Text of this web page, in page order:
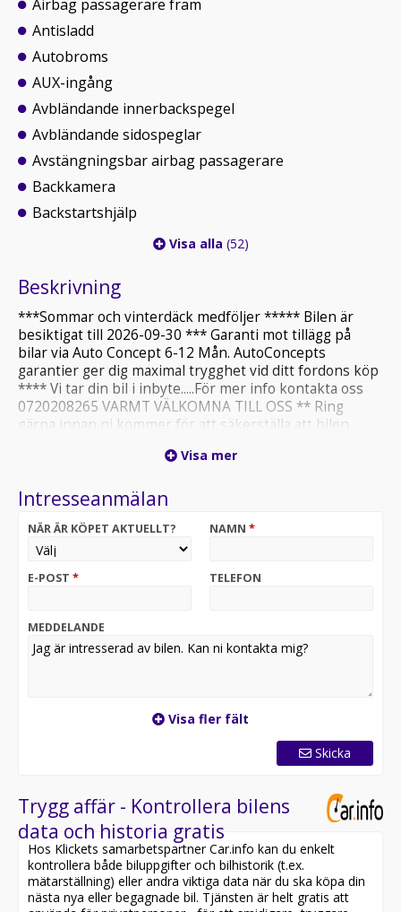
Airbag passagerare fram
Antisladd
Autobroms
AUX-ingång
Avbländande innerbackspegel
Avbländande sidospeglar
Avstängningsbar airbag passagerare
Backkamera
Backstartshjälp
Visa alla (52)
Beskrivning
***Sommar och vinterdäck medföljer ***** Bilen är
besiktigat till 2026-09-30 *** Garanti mot tillägg på
bilar via Auto Concept 6-12 Mån. AutoConcepts
garantier ger dig maximal trygghet vid ditt fordons köp
**** Vi tar din bil i inbyte.....För mer info kontakta oss
0720208265 VARMT VÄLKOMNA TILL OSS ** Ring
gärna innan ni kommer för att säkerställa att bilen
Visa mer
Intresseanmälan
NÄR ÄR KÖPET AKTUELLT? NAMN *
E-POST * TELEFON
MEDDELANDE
Visa fler fält
Skicka
Trygg affär - Kontrollera bilens
data och historia gratis
Hos Klickets samarbetspartner Car.info kan du enkelt
kontrollera både biluppgifter och bilhistorik (t.ex.
mätarställning) eller andra viktiga data när du ska köpa din
nästa nya eller begagnade bil. Tjänsten är helt gratis att